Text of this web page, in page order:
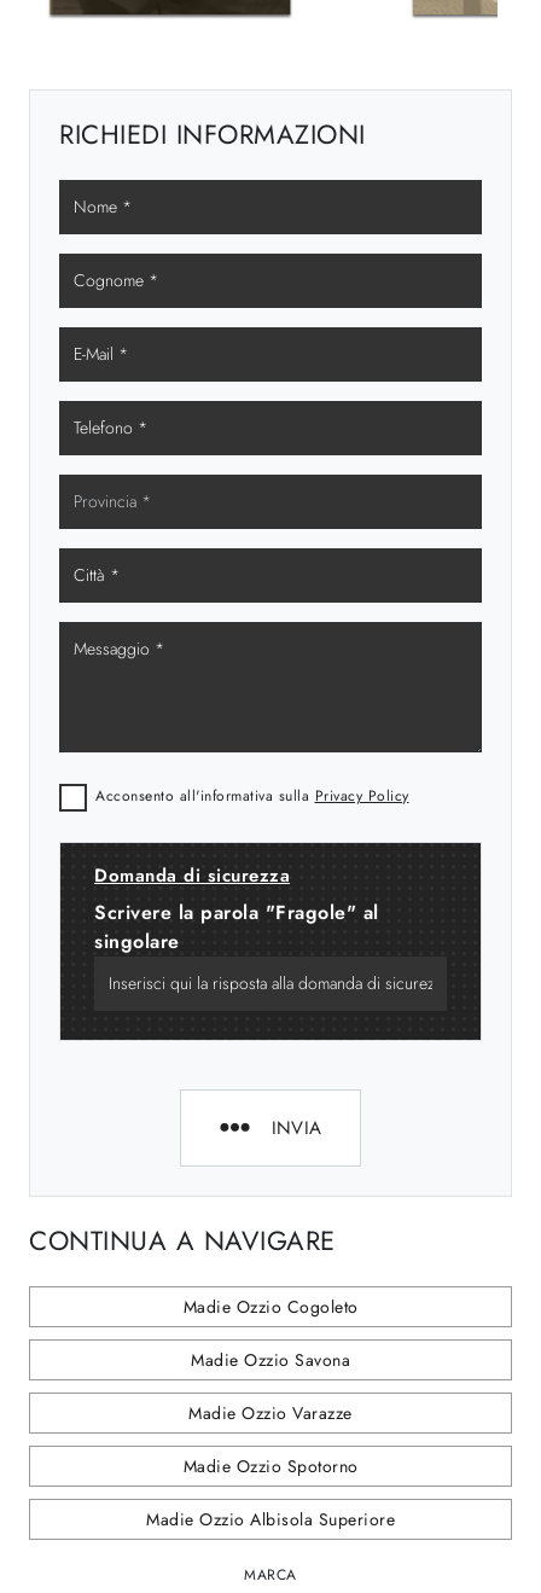
RICHIEDI INFORMAZIONI
Acconsento all'informativa sulla Privacy Policy
Domanda di sicurezza
Scrivere la parola "Fragole" al
singolare
INVIA
CONTINUA A NAVIGARE
Madie Ozzio Cogoleto
Madie Ozzio Savona
Madie Ozzio Varazze
Madie Ozzio Spotorno
Madie Ozzio Albisola Superiore
MARCA